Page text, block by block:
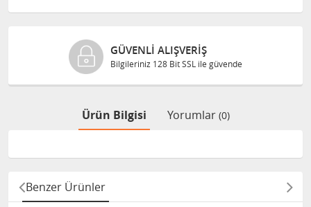
GÜVENLI ALIŞVERIŞ
Bilgileriniz 128 Bit SSL ile güvende
Ürün Bilgisi Yorumlar (0)
Benzer Ürünler